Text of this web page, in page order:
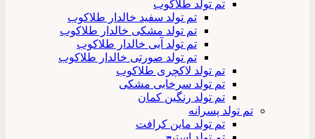
تم تولد طلاکوب
تم تولد سفید خالدار طلاکوب
تم تولد مشکی خالدار طلاکوب
تم تولد آبی خالدار طلاکوب
تم تولد صورتی خالدار طلاکوب
تم تولد لاکچری طلاکوب
تم تولد سرخابی مشکی
تم تولد رنگین کمان
تم تولد پسرانه
تم تولد ماین کرافت